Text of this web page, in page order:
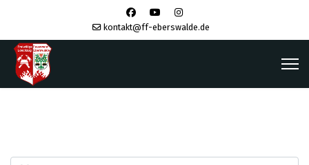
kontakt@ff-eberswalde.de